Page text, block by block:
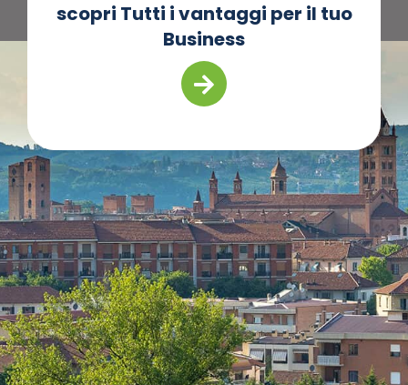
scopri Tutti i vantaggi per il tuo
Business